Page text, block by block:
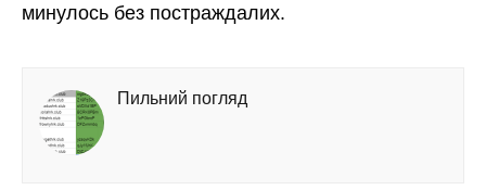
минулось без постраждалих.
Пильний погляд